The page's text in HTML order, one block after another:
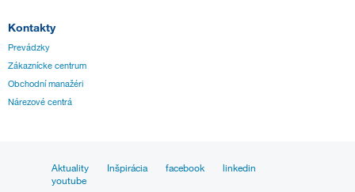
Kontakty
Prevádzky
Zákaznícke centrum
Obchodní manažéri
Nárezové centrá
Aktuality Inšpirácia facebook
linkedin
youtube